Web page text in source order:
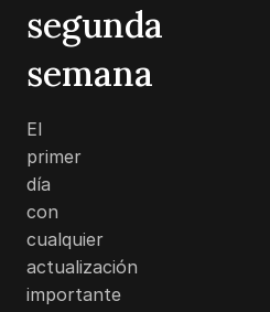
segunda
semana
El
primer
día
con
cualquier
actualización
importante